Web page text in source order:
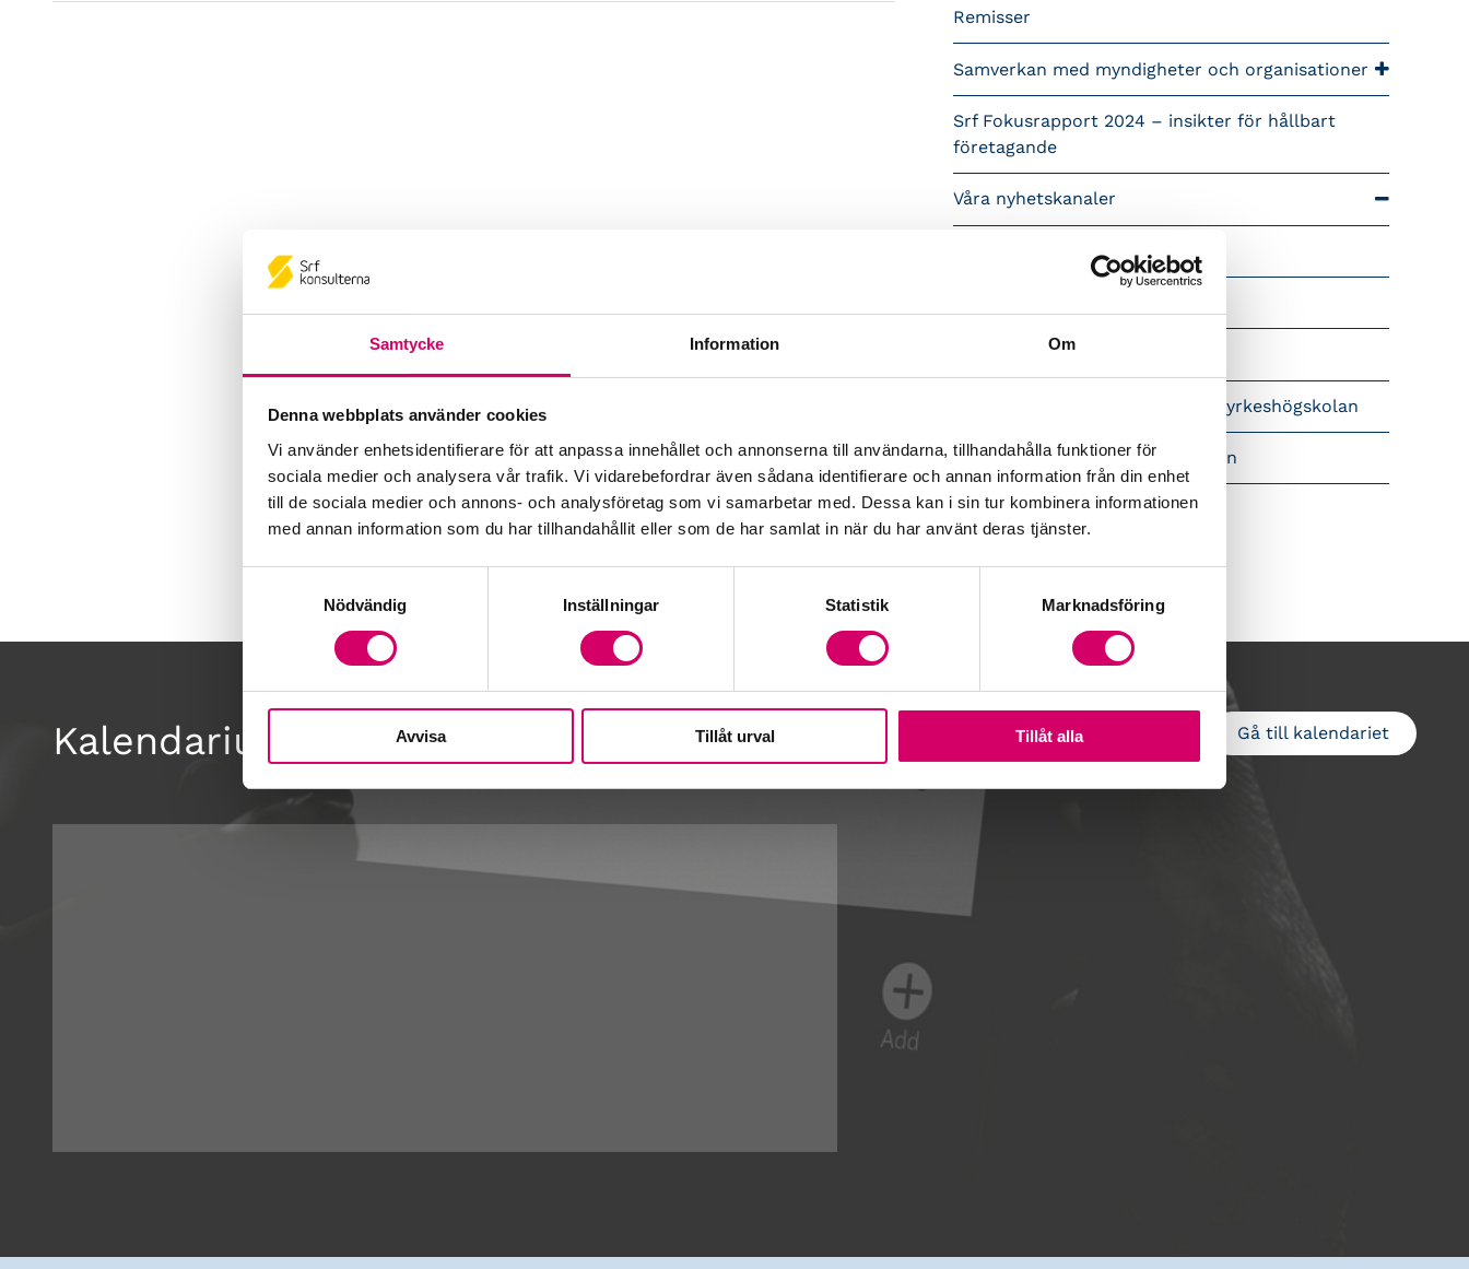
Samtycke Information Om
Denna webbplats använder cookies
Vi använder enhetsidentifierare för att anpassa innehållet och annonserna till användarna, tillhandahålla funktioner för
sociala medier och analysera vår trafik. Vi vidarebefordrar även sådana identifierare och annan information från din enhet
till de sociala medier och annons- och analysföretag som vi samarbetar med. Dessa kan i sin tur kombinera informationen
med annan information som du har tillhandahållit eller som de har samlat in när du har använt deras tjänster.
Nödvändig
Inställningar Statistik Marknadsföring
Avvisa Tillåt urval Tillåt alla
Remisser
Samverkan med myndigheter och organisationer
Srf Fokusrapport 2024 – insikter för hållbart
företagande
Våra nyhetskanaler
Tidningen Konsulten
Följ oss i sociala medier
Öppet brev till Myndigheten för yrkeshögskolan
Framtidsutsikter i lönebranschen
Kalendarium Gå till kalendariet
Lägg till i kalender